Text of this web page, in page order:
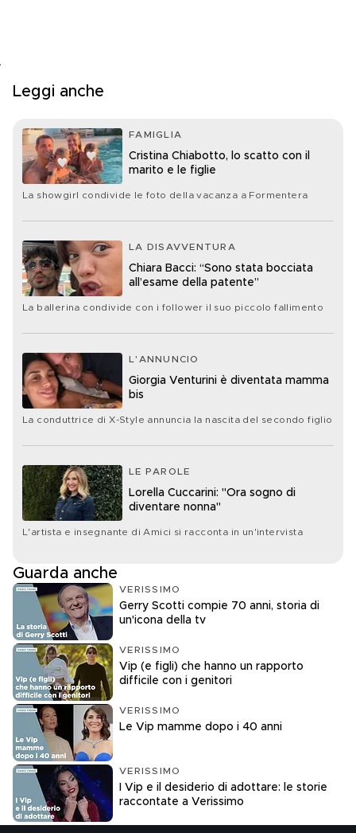
Leggi anche
FAMIGLIA
Cristina Chiabotto, lo scatto con il
marito e le figlie
La showgirl condivide le foto della vacanza a Formentera
LA DISAVVENTURA
Chiara Bacci: “Sono stata bocciata
all’esame della patente”
La ballerina condivide con i follower il suo piccolo fallimento
L'ANNUNCIO
Giorgia Venturini è diventata mamma
bis
La conduttrice di X-Style annuncia la nascita del secondo figlio
LE PAROLE
Lorella Cuccarini: "Ora sogno di
diventare nonna"
L'artista e insegnante di Amici si racconta in un'intervista
Guarda anche
VERISSIMO
Gerry Scotti compie 70 anni, storia di
un'icona della tv
VERISSIMO
Vip (e figli) che hanno un rapporto
difficile con i genitori
VERISSIMO
Le Vip mamme dopo i 40 anni
VERISSIMO
I Vip e il desiderio di adottare: le storie
raccontate a Verissimo